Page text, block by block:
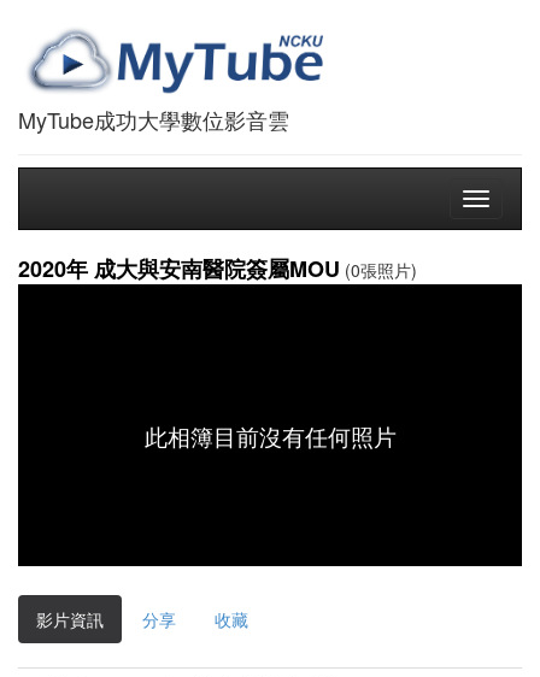
MyTube成功大學數位影音雲
Toggle
2020年 成大與安南醫院簽屬MOU (0張照片)
此相簿目前沒有任何照片
影片資訊 分享 收藏